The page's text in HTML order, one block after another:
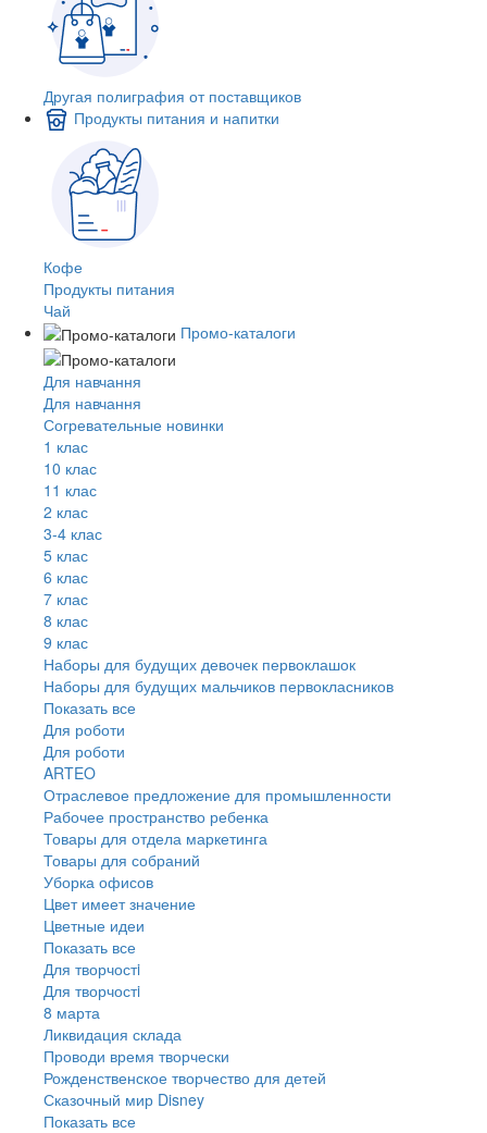
Другая полиграфия от поставщиков
Продукты питания и напитки
Кофе
Продукты питания
Чай
Промо-каталоги
Для навчання
Для навчання
Согревательные новинки
1 клас
10 клас
11 клас
2 клас
3-4 клас
5 клас
6 клас
7 клас
8 клас
9 клас
Наборы для будущих девочек первоклашок
Наборы для будущих мальчиков первокласников
Показать все
Для роботи
Для роботи
ARTEO
Отраслевое предложение для промышленности
Рабочее пространство ребенка
Товары для отдела маркетинга
Товары для собраний
Уборка офисов
Цвет имеет значение
Цветные идеи
Показать все
Для творчостi
Для творчостi
8 марта
Ликвидация склада
Проводи время творчески
Рожденственское творчество для детей
Сказочный мир Disney
Показать все